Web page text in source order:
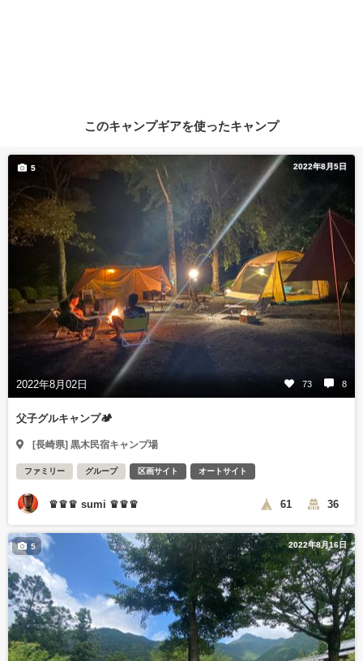
このキャンプギアを使ったキャンプ
2022年8月5日
2022年8月02日 73 8
5
父子グルキャンプ🏕
[長崎県] 黒木民宿キャンプ場
ファミリー グループ 区画サイト オートサイト
♛♛♛ sumi ♛♛♛ 61 36
2022年8月16日
5